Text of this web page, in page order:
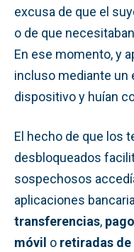
excusa de que el
o de que
En ese momento, y
incluso mediante un
dispositivo y huían
El hecho de que los
desbloqueados
sospechosos
aplicaciones
transferencias,
móvil o retiradas